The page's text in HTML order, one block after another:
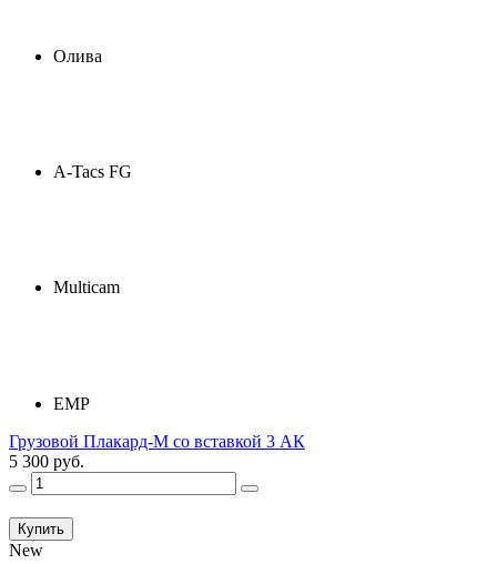
Олива
A-Tacs FG
Multicam
ЕМР
Грузовой Плакард-М со вставкой 3 АК
5 300 руб.
Купить
New